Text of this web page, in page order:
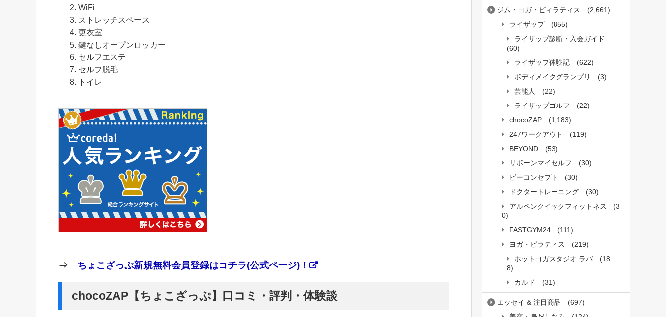
WiFi
ストレッチスペース
更衣室
鍵なしオープンロッカー
セルフエステ
セルフ脱毛
トイレ
⇒ ちょこざっぷ新規無料会員登録はコチラ(公式ページ)！
chocoZAP【ちょこざっぷ】口コミ・評判・体験談
ジム・ヨガ・ピィラティス
(2,661)
ライザップ
(855)
ライザップ診断・入会ガイド
(60)
ライザップ体験記
(622)
ボディメイクグランプリ
(3)
芸能人
(22)
ライザップゴルフ
(22)
chocoZAP
(1,183)
247ワークアウト
(119)
BEYOND
(53)
リボーンマイセルフ
(30)
ビーコンセプト
(30)
ドクタートレーニング
(30)
アルペンクイックフィットネス
(3
0)
FASTGYM24
(111)
ヨガ・ピラティス
(219)
ホットヨガスタジオ ラバ
(18
8)
カルド
(31)
エッセイ & 注目商品
(697)